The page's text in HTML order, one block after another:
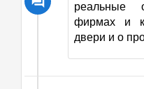
реальные
фирмах и
двери и о